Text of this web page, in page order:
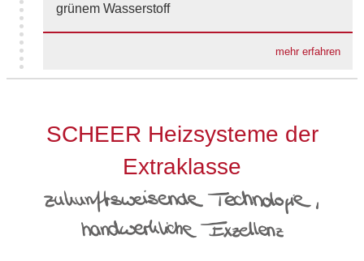
grünem Wasserstoff
mehr erfahren
SCHEER Heizsysteme der
Extraklasse